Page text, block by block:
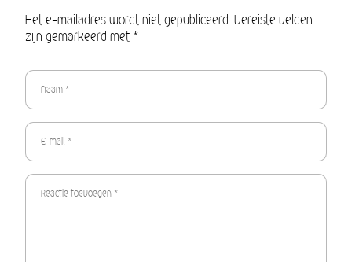
Het e-mailadres wordt niet gepubliceerd. Vereiste velden
zijn gemarkeerd met *